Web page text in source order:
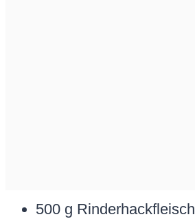
500 g Rinderhackfleisch